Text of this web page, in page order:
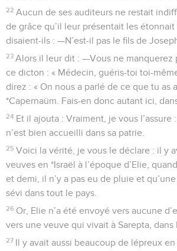
22 Aucun de ses auditeurs ne restait
de grâce qu’il leur présentait les
disaient-ils : —N’est-il pas le fils de
23 Alors il leur dit : —Vous ne manquerez
ce dicton : « Médecin, guéris-toi toi-
direz : « On nous a parlé de ce que tu as
*Capernaüm. Fais-en donc autant ici,
24 Et il ajouta : Vraiment, je vous l’assure
n’est bien accueilli dans sa patrie.
25 Voici la vérité, je vous le déclare : il y
veuves en *Israël à l’époque d’Elie,
et demi, il n’y a pas eu de pluie et
sévi dans tout le pays.
26 Or, Elie n’a été envoyé vers aucune
vers une veuve qui vivait à Sarepta, dans
27 Il y avait aussi beaucoup de lépreux